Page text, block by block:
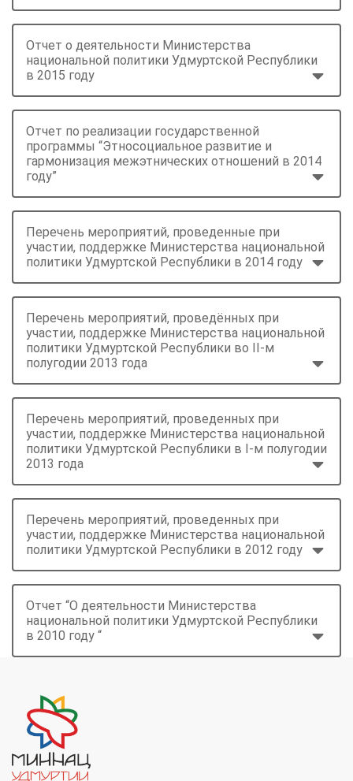
Отчет о деятельности Министерства
национальной политики Удмуртской Республики
в 2015 году
Отчет по реализации государственной
программы “Этносоциальное развитие и
гармонизация межэтнических отношений в 2014
году”
Перечень мероприятий, проведенные при
участии, поддержке Министерства национальной
политики Удмуртской Республики в 2014 году
Перечень мероприятий, проведённых при
участии, поддержке Министерства национальной
политики Удмуртской Республики во II-м
полугодии 2013 года
Перечень мероприятий, проведенных при
участии, поддержке Министерства национальной
политики Удмуртской Республики в I-м полугодии
2013 года
Перечень мероприятий, проведенных при
участии, поддержке Министерства национальной
политики Удмуртской Республики в 2012 году
Отчет “О деятельности Министерства
национальной политики Удмуртской Республики
в 2010 году “